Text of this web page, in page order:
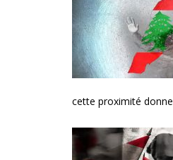
cette proximité donne